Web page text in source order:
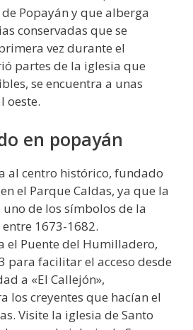
Popayán y que alberga
conservadas que se
vez durante el
partes de la iglesia que
se encuentra a unas
oeste.
en popayán
al centro histórico, fundado
el Parque Caldas, ya que la
de los símbolos de la
1673-1682.
el Puente del Humilladero,
para facilitar el acceso desde
a «El Callejón»,
los creyentes que hacían el
Visite la iglesia de Santo